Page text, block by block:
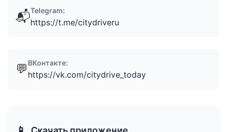
📬Telegram:
https://t.me/citydriveru
💬 ВКонтакте:
https://vk.com/citydrive_today